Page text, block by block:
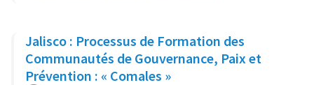
Jalisco : Processus de Formation des
Communautés de Gouvernance, Paix et
Prévention : « Comales »